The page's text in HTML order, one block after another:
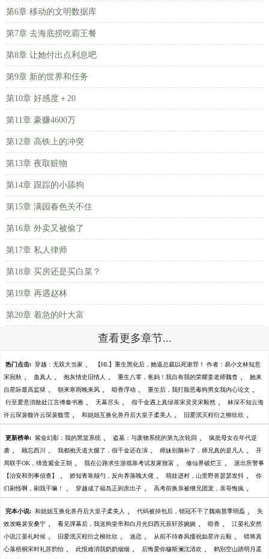
第6章 移动的文明数据库
第7章 去海底捞吃霸王餐
第8章 让她付出点利息吧
第9章 新的世界和任务
第10章 好感度＋20
第11章 豪赚4600万
第12章 高铁上的冲突
第13章 夜取赃物
第14章 跟踪的小舔狗
第15章 满园春色关不住
第16章 外卖又被偷了
第17章 私人律师
第18章 买房还是买白菜？
第19章 再遇赵林
第20章 着急的叶大富
查看更多章节...
热门点击: 穿越：无双大当家 、 【HL】重生黑化后，她逼总裁以死谢罪！ 作者：易小文林知意
宋宛秋 、 蛊真人 、 炮灰情史旧情人 、 重生八零，爸妈！我自有我的荣耀姜老师魏杳 、 她来
自星际最高监狱 、 朝来寒雨晚来风 、 暗香浮动 、 重生后，我打脸恶毒狗男女我内心论文 、
行至爱意消散处江言傅秦书雅 、 天幕尽头 、 假千金遇上真绿茶宋灵灵宋毅然 、 林深不知云海
许云琛裴馥许云琛裴馥雪 、 和姐姐互换化兽丹后大皇子柔美人 、 旧爱泯灭程衍之柳欣欣 、
更新榜单: 紫金幻影：我的黑篮系统 、 盗墓：与废物系统的第九次轮回 、 疯批母女在年代逆
袭 、 顾忘西川 、 我都抱天道大腿了，假千金还在演 、 师妹别脑补了，师兄真的是凡人 、 开
局联手OK，缔造紫金王朝 、 我在公路求生游戏靠考试发家致富 、 修仙界破烂王 、 派出所警事
【治安和刑事侦查】 、 娇知青靠颠勺，反向养落魄大佬 、 萌娃进村，山里野兽瑟瑟发抖 、 你
们刷怪啊，刷我干嘛！ 、 穿越成了福岛正则庶出子 、 高考前换亲被继兄团宠，亲哥悔疯 、
完本小说: 和姐姐互换化兽丹后大皇子柔美人 、 代码被掉包后，销冠不干了魏南晨季明磊 、 失
效攻略裴安桑宁 、 看见弹幕后，我送狗皇帝和白月光归西元辰轩苏婉婉 、 暗香 、 江晏礼安然
小说江晏礼时候 、 旧爱泯灭程衍之柳欣欣 、 迷恋 、 从前不待春风慢祝如星许云毅 、 错将真
心落梧桐宋时礼苏韵怡 、 此恨难消我奶奶烟烟 、 后悔爱你穆斯澜沈清欢 、 鹤别空山踏明月孟